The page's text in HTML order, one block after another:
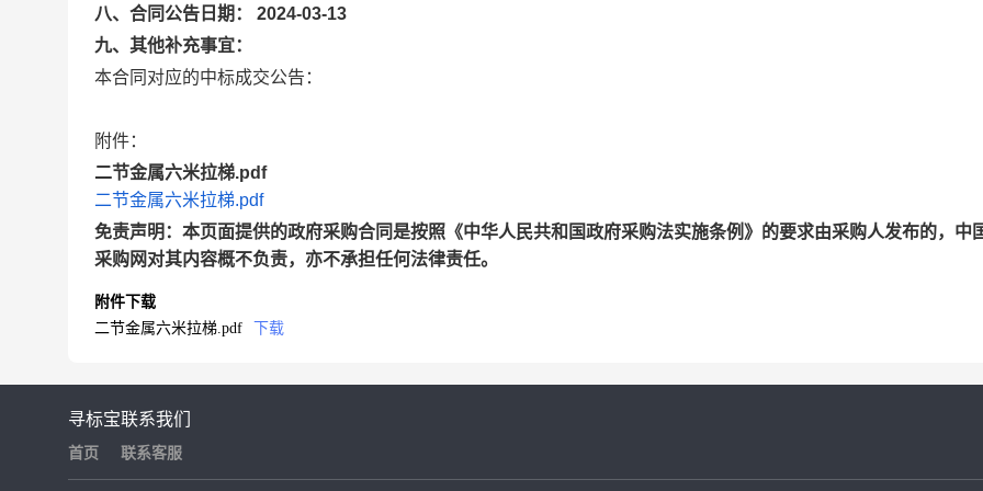
八、合同公告日期： 2024-03-13
九、其他补充事宜：
本合同对应的中标成交公告：
附件：
二节金属六米拉梯.pdf
二节金属六米拉梯.pdf
免责声明：本页面提供的政府采购合同是按照《中华人民共和国政府采购法实施条例》的要求由采购人发布的，中
采购网对其内容概不负责，亦不承担任何法律责任。
附件下载
二节金属六米拉梯.pdf
下载
寻标宝
首页
联系我们
联系客服